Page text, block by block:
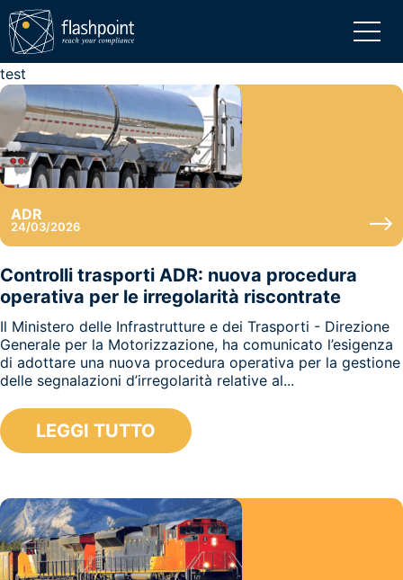
test
ADR
24/03/2026
Controlli trasporti ADR: nuova procedura
operativa per le irregolarità riscontrate
Il Ministero delle Infrastrutture e dei Trasporti - Direzione
Generale per la Motorizzazione, ha comunicato l’esigenza
di adottare una nuova procedura operativa per la gestione
delle segnalazioni d’irregolarità relative al...
LEGGI TUTTO